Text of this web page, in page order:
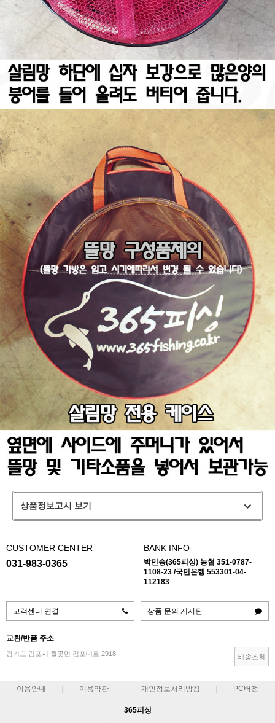
상품정보고시 보기
CUSTOMER CENTER
031-983-0365
BANK INFO
박민승(365피싱) 농협 351-0787-
1108-23 /국민은행 553301-04-
112183
고객센터 연결 상품 문의 게시판
교환/반품 주소
경기도 김포시 월곶면 김포대로 2918 배송조회
이용안내 이용약관 개인정보처리방침 PC버전
365피싱